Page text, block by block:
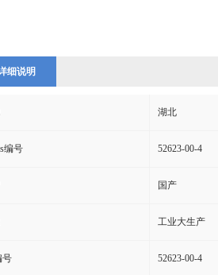
细说明
湖北
编号 52623-00-4
国产
工业大生产
号 52623-00-4